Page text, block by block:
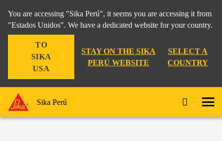
You are accessing "Sika Perú", it seems you are accessing it from
"Estados Unidos". We have a dedicated website for your country.
TO
SIKA
USA
STAY ON THE SIKA
PERÚ WEBSITE
SELECT A
COUNTRY
Sika Perú